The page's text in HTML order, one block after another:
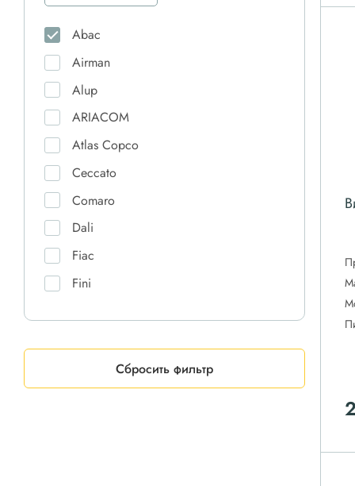
Abac
Airman
Alup
ARIACOM
Atlas Copco
Ceccato
Comaro
Dali
Fiac
Fini
UCS
Сбросить фильтр